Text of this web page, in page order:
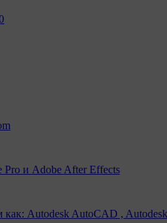
Pro и Adobe After Effects
Autodesk AutoCAD ,